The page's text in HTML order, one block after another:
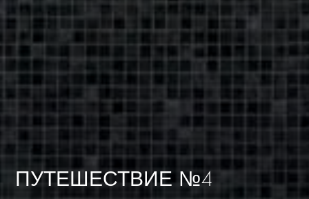
ПУТЕШЕСТВИЕ №4